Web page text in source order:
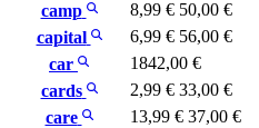
camp
8,99 € 50,00 €
capital
6,99 € 56,00 €
car
1842,00 €
cards
2,99 € 33,00 €
care
13,99 € 37,00 €